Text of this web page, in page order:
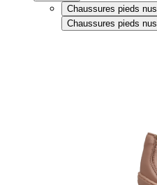
Chaussures pieds nus
Chaussures pieds nus